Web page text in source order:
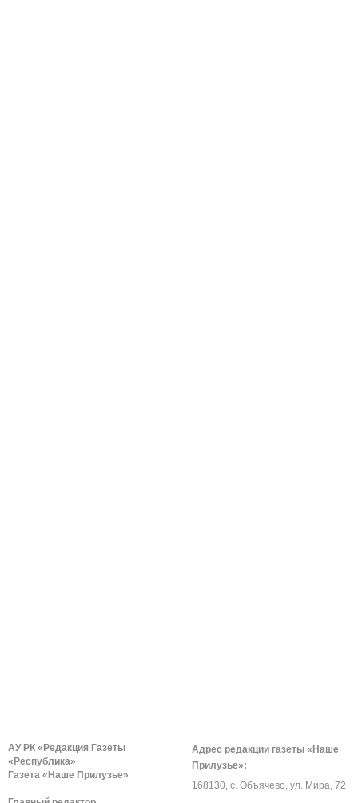
АУ РК «Редакция Газеты
«Республика»
Газета «Наше Прилузье»
Адрес редакции газеты «Наше
Прилузье»:
168130, с. Объячево, ул. Мира, 72